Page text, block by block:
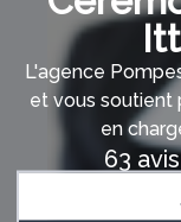
L'agence
et vous soutient
en
63